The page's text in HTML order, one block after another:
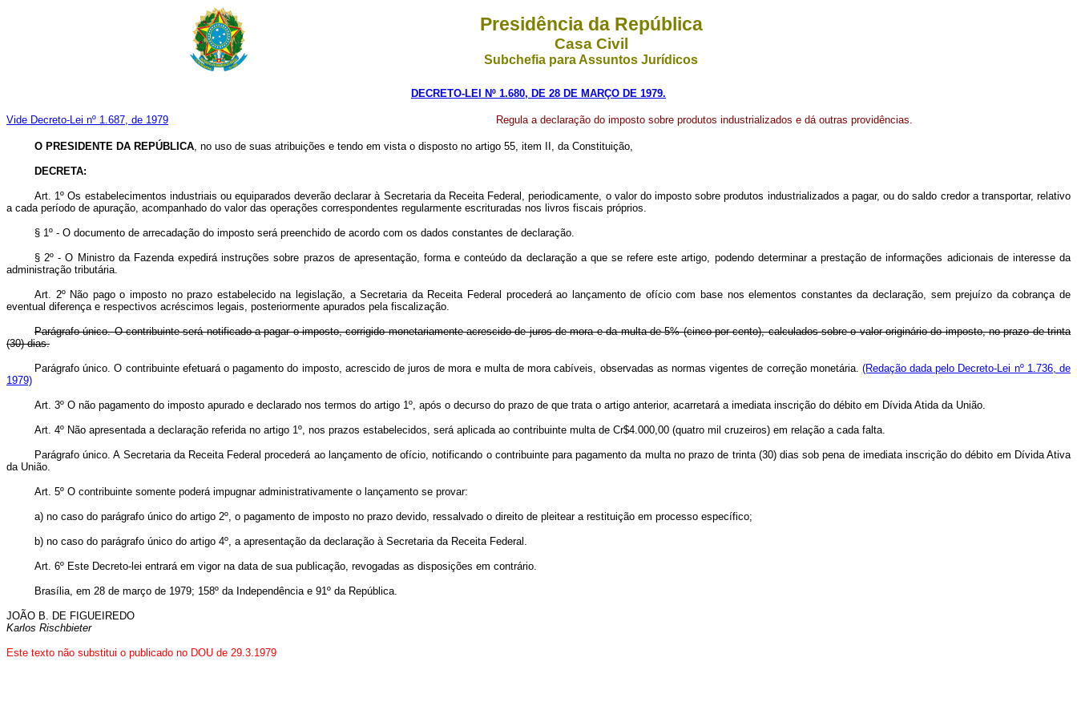
Presidência da República
Casa Civil
Subchefia para Assuntos Jurídicos
DECRETO-LEI Nº 1.680, DE 28 DE MARÇO DE 1979.
Vide Decreto-Lei nº 1.687, de 1979 Regula a declaração do imposto sobre produtos industrializados e dá outras providências.
O PRESIDENTE DA REPÚBLICA, no uso de suas atribuições e tendo em vista o disposto no artigo 55, item II, da Constituição,
DECRETA:
Art. 1º Os estabelecimentos industriais ou equiparados deverão declarar à Secretaria da Receita Federal, periodicamente, o valor do imposto sobre produtos industrializados a pagar, ou do saldo credor a transportar, relativo
a cada período de apuração, acompanhado do valor das operações correspondentes regularmente escrituradas nos livros fiscais próprios.
§ 1º - O documento de arrecadação do imposto será preenchido de acordo com os dados constantes de declaração.
§ 2º - O Ministro da Fazenda expedirá instruções sobre prazos de apresentação, forma e conteúdo da declaração a que se refere este artigo, podendo determinar a prestação de informações adicionais de interesse da
administração tributária.
Art. 2º Não pago o imposto no prazo estabelecido na legislação, a Secretaria da Receita Federal procederá ao lançamento de ofício com base nos elementos constantes da declaração, sem prejuízo da cobrança de
eventual diferença e respectivos acréscimos legais, posteriormente apurados pela fiscalização.
Parágrafo único. O contribuinte será notificado a pagar o imposto, corrigido monetariamente acrescido de juros de mora e da multa de 5% (cinco por cento), calculados sobre o valor originário do imposto, no prazo de trinta
(30) dias.
Parágrafo único. O contribuinte efetuará o pagamento do imposto, acrescido de juros de mora e multa de mora cabíveis, observadas as normas vigentes de correção monetária. (Redação dada pelo Decreto-Lei nº 1.736, de
1979)
Art. 3º O não pagamento do imposto apurado e declarado nos termos do artigo 1º, após o decurso do prazo de que trata o artigo anterior, acarretará a imediata inscrição do débito em Dívida Atida da União.
Art. 4º Não apresentada a declaração referida no artigo 1º, nos prazos estabelecidos, será aplicada ao contribuinte multa de Cr$4.000,00 (quatro mil cruzeiros) em relação a cada falta.
Parágrafo único. A Secretaria da Receita Federal procederá ao lançamento de ofício, notificando o contribuinte para pagamento da multa no prazo de trinta (30) dias sob pena de imediata inscrição do débito em Dívida Ativa
da União.
Art. 5º O contribuinte somente poderá impugnar administrativamente o lançamento se provar:
a) no caso do parágrafo único do artigo 2º, o pagamento de imposto no prazo devido, ressalvado o direito de pleitear a restituição em processo específico;
b) no caso do parágrafo único do artigo 4º, a apresentação da declaração à Secretaria da Receita Federal.
Art. 6º Este Decreto-lei entrará em vigor na data de sua publicação, revogadas as disposições em contrário.
Brasília, em 28 de março de 1979; 158º da Independência e 91º da República.
JOÃO B. DE FIGUEIREDO
Karlos Rischbieter
Este texto não substitui o publicado no DOU de 29.3.1979